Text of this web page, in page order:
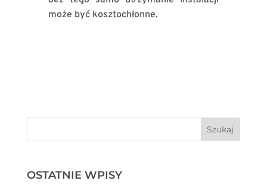
może być kosztochłonne.
OSTATNIE WPISY